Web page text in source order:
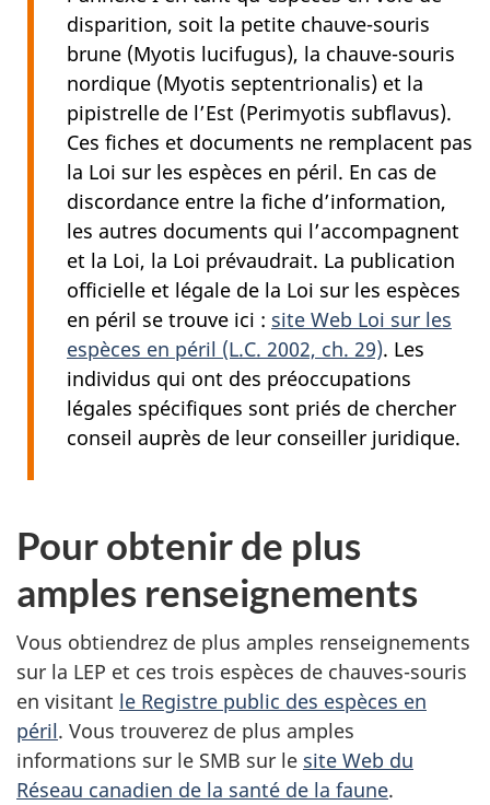
disparition, soit la petite chauve-souris
brune (Myotis lucifugus), la chauve-souris
nordique (Myotis septentrionalis) et la
pipistrelle de l’Est (Perimyotis subflavus).
Ces fiches et documents ne remplacent pas
la Loi sur les espèces en péril. En cas de
discordance entre la fiche d’information,
les autres documents qui l’accompagnent
et la Loi, la Loi prévaudrait. La publication
officielle et légale de la Loi sur les espèces
en péril se trouve ici : site Web Loi sur les
espèces en péril (L.C. 2002, ch. 29). Les
individus qui ont des préoccupations
légales spécifiques sont priés de chercher
conseil auprès de leur conseiller juridique.
Pour obtenir de plus
amples renseignements
Vous obtiendrez de plus amples renseignements
sur la LEP et ces trois espèces de chauves-souris
en visitant le Registre public des espèces en
péril. Vous trouverez de plus amples
informations sur le SMB sur le site Web du
Réseau canadien de la santé de la faune.